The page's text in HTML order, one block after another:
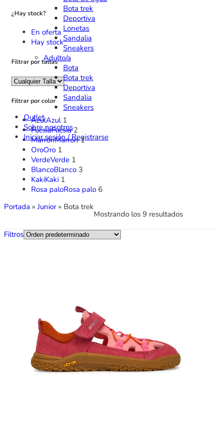
¿Hay stock?
En oferta
Hay stock
Filtrar por tallas
Filtrar por color
AzulAzul 1
FucsiaFucsia 2
MarrónMarrón 1
OroOro 1
VerdeVerde 1
BlancoBlanco 3
KakiKaki 1
Rosa paloRosa palo 6
Portada » Junior» Bota trek
Mostrando los 9 resultados
Filtros
Bota trek
Deportiva
Lonetas
Sandalia
Sneakers
Adulto/a
Bota
Bota trek
Deportiva
Sandalia
Sneakers
Outlet
Sobre nosotros
Iniciar sesión / Registrarse